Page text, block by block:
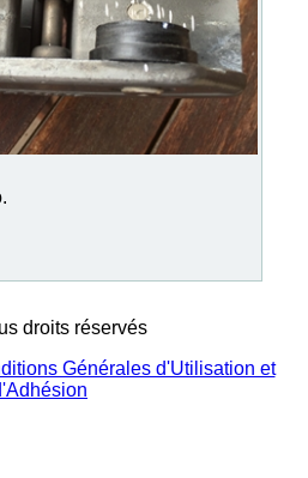
droits réservés
Générales d'Utilisation et